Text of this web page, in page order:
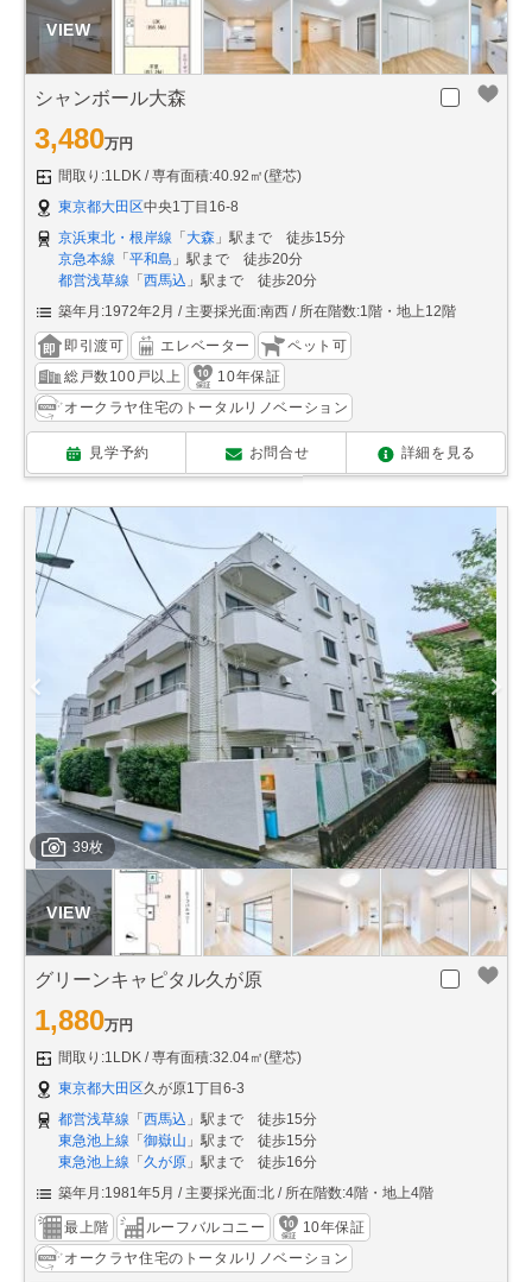
シャンボール大森
3,480万円
間取り:1LDK
専有面積:40.92㎡(壁芯)
東京都大田区中央1丁目16-8
京浜東北・根岸線 「大森 」駅まで 徒歩15分
京急本線 「平和島 」駅まで 徒歩20分
都営浅草線 「西馬込 」駅まで 徒歩20分
築年月:1972年2月
主要採光面:南西 所在階数:1階・地上12階
即引渡可 エレベーター
ペット可
総戸数100戸以上
10年保証
オークラヤ住宅のトータルリノベーション
見学予約 お問合せ 詳細を見る
39枚
グリーンキャピタル久が原
1,880万円
間取り:1LDK
専有面積:32.04㎡(壁芯)
東京都大田区久が原1丁目6-3
都営浅草線 「 西馬込 」駅まで 徒歩15分
東急池上線 「 御嶽山 」駅まで 徒歩15分
東急池上線 「 久が原 」駅まで 徒歩16分
築年月:1981年5月
主要採光面:北 所在階数:4階・地上4階
最上階 ルーフバルコニー
10年保証
オークラヤ住宅のトータルリノベーション